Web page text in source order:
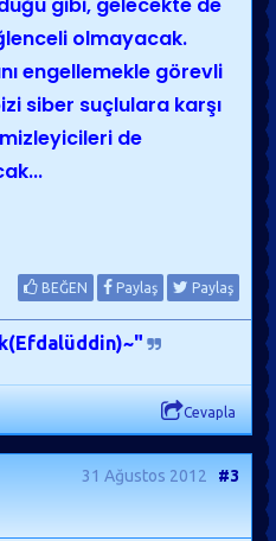
olmayacak.
engellemekle görevli
siber suçlulara karşı
de
BEĞEN Paylaş Paylaş
Cevapla
31 Ağustos 2012 #3